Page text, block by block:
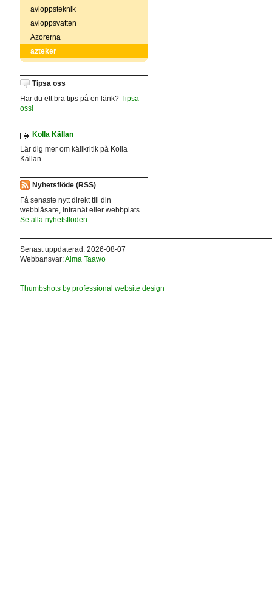
avloppsteknik
avloppsvatten
Azorerna
azteker
Tipsa oss
Har du ett bra tips på en länk? Tipsa
oss!
Kolla Källan
Lär dig mer om källkritik på Kolla
Källan
Nyhetsflöde (RSS)
Få senaste nytt direkt till din
webbläsare, intranät eller webbplats.
Se alla nyhetsflöden.
Senast uppdaterad: 2026-08-07
Webbansvar:Alma Taawo
Thumbshots by professional website design